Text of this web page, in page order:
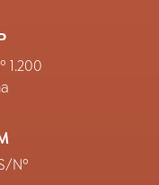
1.200
Nº